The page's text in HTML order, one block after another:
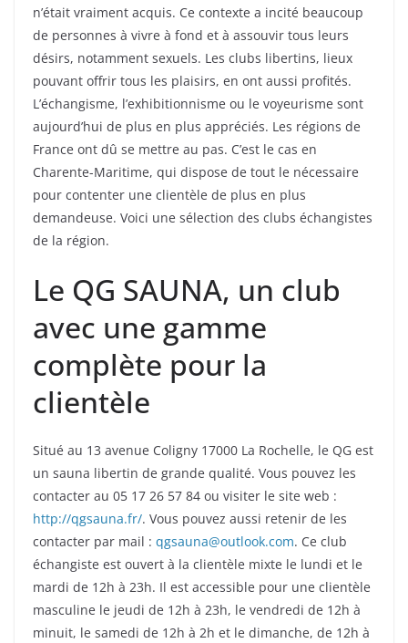
n’était vraiment acquis. Ce contexte a incité beaucoup
de personnes à vivre à fond et à assouvir tous leurs
désirs, notamment sexuels. Les clubs libertins, lieux
pouvant offrir tous les plaisirs, en ont aussi profités.
L’échangisme, l’exhibitionnisme ou le voyeurisme sont
aujourd’hui de plus en plus appréciés. Les régions de
France ont dû se mettre au pas. C’est le cas en
Charente-Maritime, qui dispose de tout le nécessaire
pour contenter une clientèle de plus en plus
demandeuse. Voici une sélection des clubs échangistes
de la région.
Le QG SAUNA, un club
avec une gamme
complète pour la
clientèle
Situé au 13 avenue Coligny 17000 La Rochelle, le QG est
un sauna libertin de grande qualité. Vous pouvez les
contacter au 05 17 26 57 84 ou visiter le site web :
http://qgsauna.fr/. Vous pouvez aussi retenir de les
contacter par mail : qgsauna@outlook.com. Ce club
échangiste est ouvert à la clientèle mixte le lundi et le
mardi de 12h à 23h. Il est accessible pour une clientèle
masculine le jeudi de 12h à 23h, le vendredi de 12h à
minuit, le samedi de 12h à 2h et le dimanche, de 12h à